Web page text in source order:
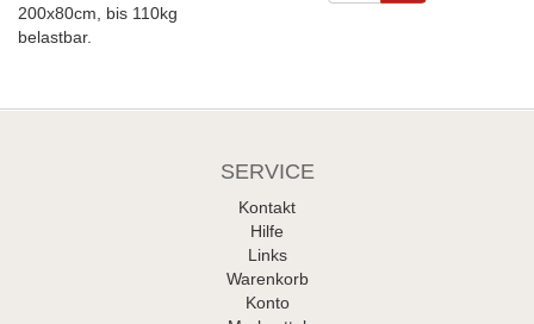
200x80cm, bis 110kg
belastbar.
SERVICE
Kontakt
Hilfe
Links
Warenkorb
Konto